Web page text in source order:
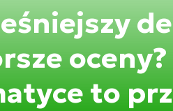
oceny?
to